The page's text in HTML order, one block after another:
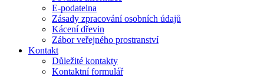
E-podatelna
Zásady zpracování osobních údajů
Kácení dřevin
Zábor veřejného prostranství
Kontakt
Důležité kontakty
Kontaktní formulář